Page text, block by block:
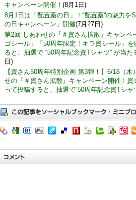
キャンペーン開催！ (8月1日)
8月1日は「配置薬の日」！“配置薬“の魅力を
の日キャンペーン」開催(7月27日)
第2回 しあわせの『＃資さん拡散』キャンペ
ゴシール」「50周年限定！キラ資シール」
ると、抽選で “50周年記念資Tシャツ” が当た
日)
【資さん50周年特別企画 第3弾！】6/18（
せの『＃資さん拡散』キャンペーン開催！資
って投稿すると、抽選で“50周年記念資Tシャ